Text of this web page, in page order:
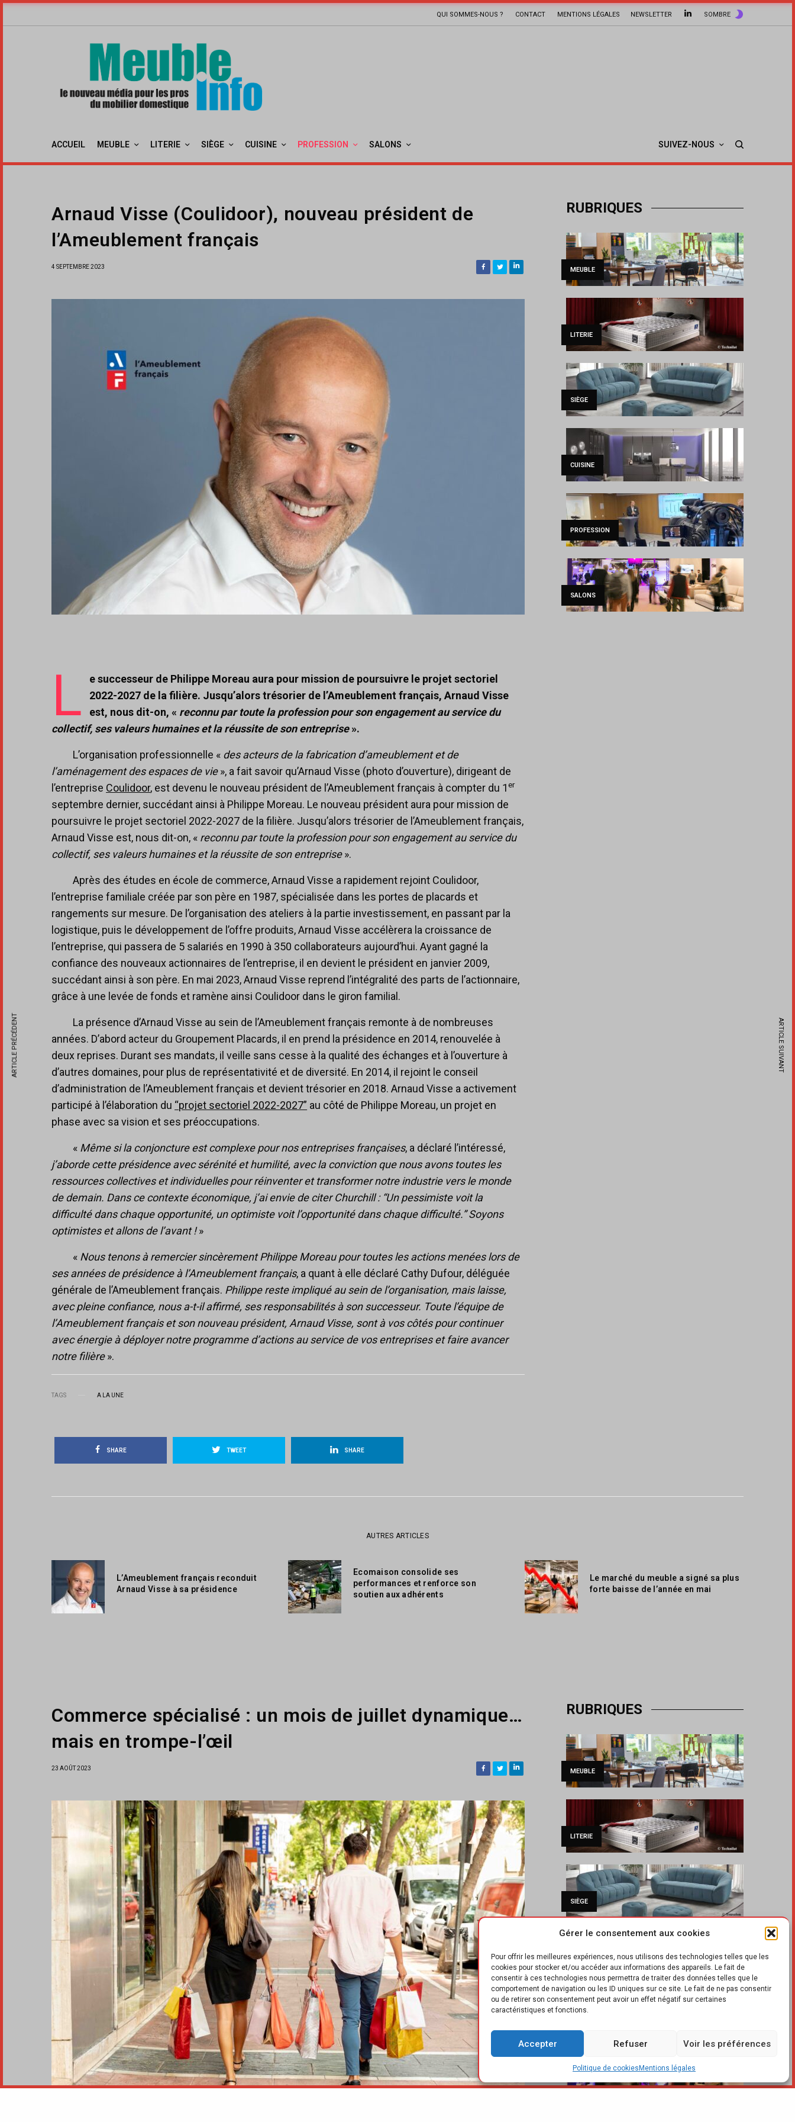
Gérer le consentement aux cookies
Pour offrir les meilleures expériences, nous utilisons des technologies telles que les
cookies pour stocker et/ou accéder aux informations des appareils. Le fait de
consentir à ces technologies nous permettra de traiter des données telles que le
comportement de navigation ou les ID uniques sur ce site. Le fait de ne pas consentir
ou de retirer son consentement peut avoir un effet négatif sur certaines
caractéristiques et fonctions.
Accepter Refuser Voir les préférences
Politique de cookies Mentions légales
QUI SOMMES-NOUS ? CONTACT MENTIONS LÉGALES NEWSLETTER SOMBRE
ACCUEIL MEUBLE LITERIE SIÈGE CUISINE PROFESSION SALONS SUIVEZ-NOUS
Arnaud Visse (Coulidoor), nouveau président de
l’Ameublement français
4 SEPTEMBRE 2023
L
e successeur de Philippe Moreau aura pour mission de poursuivre le projet sectoriel
2022-2027 de la filière. Jusqu’alors trésorier de l’Ameublement français, Arnaud Visse
est, nous dit-on, « reconnu par toute la profession pour son engagement au service du
collectif, ses valeurs humaines et la réussite de son entreprise».
L’organisation professionnelle « des acteurs de la fabrication d’ameublement et de
l’aménagement des espaces de vie», a fait savoir qu’Arnaud Visse (photo d’ouverture), dirigeant de
l’entreprise Coulidoor, est devenu le nouveau président de l’Ameublement français à compter du 1er
septembre dernier, succédant ainsi à Philippe Moreau. Le nouveau président aura pour mission de
poursuivre le projet sectoriel 2022-2027 de la filière. Jusqu’alors trésorier de l’Ameublement français,
Arnaud Visse est, nous dit-on, « reconnu par toute la profession pour son engagement au service du
collectif, ses valeurs humaines et la réussite de son entreprise».
Après des études en école de commerce, Arnaud Visse a rapidement rejoint Coulidoor,
l’entreprise familiale créée par son père en 1987, spécialisée dans les portes de placards et
rangements sur mesure. De l’organisation des ateliers à la partie investissement, en passant par la
logistique, puis le développement de l’offre produits, Arnaud Visse accélèrera la croissance de
l’entreprise, qui passera de 5 salariés en 1990 à 350 collaborateurs aujourd’hui. Ayant gagné la
confiance des nouveaux actionnaires de l’entreprise, il en devient le président en janvier 2009,
succédant ainsi à son père. En mai 2023, Arnaud Visse reprend l’intégralité des parts de l’actionnaire,
grâce à une levée de fonds et ramène ainsi Coulidoor dans le giron familial.
La présence d’Arnaud Visse au sein de l’Ameublement français remonte à de nombreuses
années. D’abord acteur du Groupement Placards, il en prend la présidence en 2014, renouvelée à
deux reprises. Durant ses mandats, il veille sans cesse à la qualité des échanges et à l’ouverture à
d’autres domaines, pour plus de représentativité et de diversité. En 2014, il rejoint le conseil
d’administration de l’Ameublement français et devient trésorier en 2018. Arnaud Visse a activement
participé à l’élaboration du “projet sectoriel 2022-2027” au côté de Philippe Moreau, un projet en
phase avec sa vision et ses préoccupations.
« Même si la conjoncture est complexe pour nos entreprises françaises, a déclaré l’intéressé,
j’aborde cette présidence avec sérénité et humilité, avec la conviction que nous avons toutes les
ressources collectives et individuelles pour réinventer et transformer notre industrie vers le monde
de demain. Dans ce contexte économique, j’ai envie de citer Churchill : “Un pessimiste voit la
difficulté dans chaque opportunité, un optimiste voit l’opportunité dans chaque difficulté.” Soyons
optimistes et allons de l’avant !»
« Nous tenons à remercier sincèrement Philippe Moreau pour toutes les actions menées lors de
ses années de présidence à l’Ameublement français, a quant à elle déclaré Cathy Dufour, déléguée
générale de l’Ameublement français. Philippe reste impliqué au sein de l’organisation, mais laisse,
avec pleine confiance, nous a-t-il affirmé, ses responsabilités à son successeur. Toute l’équipe de
l’Ameublement français et son nouveau président, Arnaud Visse, sont à vos côtés pour continuer
avec énergie à déployer notre programme d’actions au service de vos entreprises et faire avancer
notre filière».
TAGS A LA UNE
SHARE TWEET SHARE
RUBRIQUES
MEUBLE
LITERIE
SIÈGE
CUISINE
PROFESSION
SALONS
ARTICLE PRÉCÉDENT ARTICLE SUIVANT
AUTRES ARTICLES
L’Ameublement français reconduit
Arnaud Visse à sa présidence
Ecomaison consolide ses
performances et renforce son
soutien aux adhérents
Le marché du meuble a signé sa plus
forte baisse de l’année en mai
Commerce spécialisé : un mois de juillet dynamique…
mais en trompe-l’œil
23 AOÛT 2023
RUBRIQUES
MEUBLE
LITERIE
SIÈGE
CUISINE
PROFESSION